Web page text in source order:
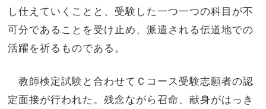
し仕えていくことと、受験した一つ一つの科目が不
可分であることを受け止め、派遣される伝道地での
活躍を祈るものである。
教師検定試験と合わせてＣコース受験志願者の認
定面接が行われた。残念ながら召命、献身がはっき